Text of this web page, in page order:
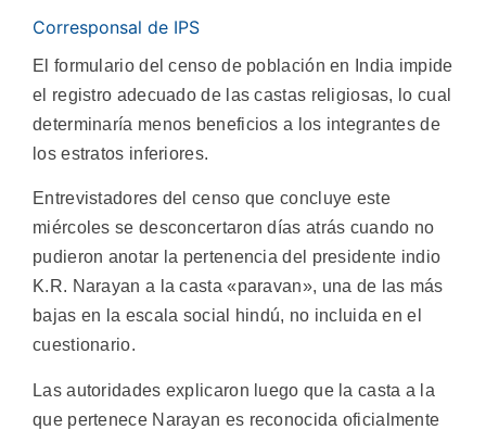
Corresponsal de IPS
El formulario del censo de población en India impide
el registro adecuado de las castas religiosas, lo cual
determinaría menos beneficios a los integrantes de
los estratos inferiores.
Entrevistadores del censo que concluye este
miércoles se desconcertaron días atrás cuando no
pudieron anotar la pertenencia del presidente indio
K.R. Narayan a la casta «paravan», una de las más
bajas en la escala social hindú, no incluida en el
cuestionario.
Las autoridades explicaron luego que la casta a la
que pertenece Narayan es reconocida oficialmente